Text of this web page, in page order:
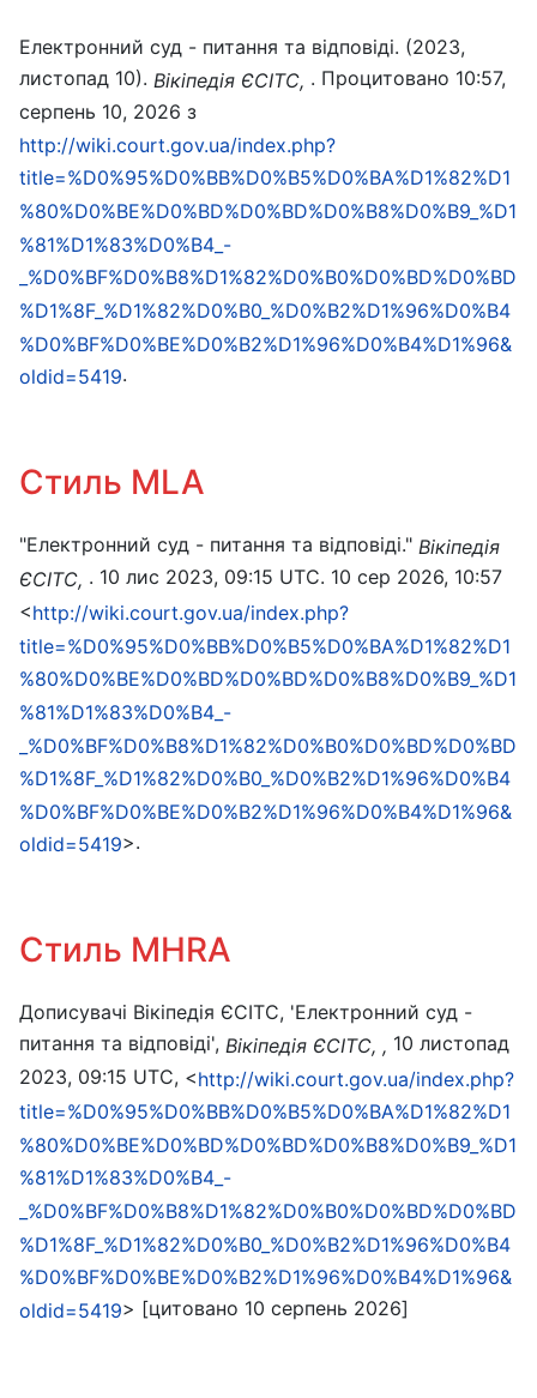
Електронний суд - питання та відповіді. (2023,
листопад 10). Вікіпедія ЄСІТС, . Процитовано 10:57,
серпень 10, 2026 з
http://wiki.court.gov.ua/index.php?
title=%D0%95%D0%BB%D0%B5%D0%BA%D1%82%D1
%80%D0%BE%D0%BD%D0%BD%D0%B8%D0%B9_%D1
%81%D1%83%D0%B4_-
_%D0%BF%D0%B8%D1%82%D0%B0%D0%BD%D0%BD
%D1%8F_%D1%82%D0%B0_%D0%B2%D1%96%D0%B4
%D0%BF%D0%BE%D0%B2%D1%96%D0%B4%D1%96&
oldid=5419.
Стиль MLA
"Електронний суд - питання та відповіді." Вікіпедія
ЄСІТС, . 10 лис 2023, 09:15 UTC. 10 сер 2026, 10:57
<http://wiki.court.gov.ua/index.php?
title=%D0%95%D0%BB%D0%B5%D0%BA%D1%82%D1
%80%D0%BE%D0%BD%D0%BD%D0%B8%D0%B9_%D1
%81%D1%83%D0%B4_-
_%D0%BF%D0%B8%D1%82%D0%B0%D0%BD%D0%BD
%D1%8F_%D1%82%D0%B0_%D0%B2%D1%96%D0%B4
%D0%BF%D0%BE%D0%B2%D1%96%D0%B4%D1%96&
oldid=5419>.
Стиль MHRA
Дописувачі Вікіпедія ЄСІТС, 'Електронний суд -
питання та відповіді', Вікіпедія ЄСІТС, , 10 листопад
2023, 09:15 UTC, <http://wiki.court.gov.ua/index.php?
title=%D0%95%D0%BB%D0%B5%D0%BA%D1%82%D1
%80%D0%BE%D0%BD%D0%BD%D0%B8%D0%B9_%D1
%81%D1%83%D0%B4_-
_%D0%BF%D0%B8%D1%82%D0%B0%D0%BD%D0%BD
%D1%8F_%D1%82%D0%B0_%D0%B2%D1%96%D0%B4
%D0%BF%D0%BE%D0%B2%D1%96%D0%B4%D1%96&
oldid=5419> [цитовано 10 серпень 2026]